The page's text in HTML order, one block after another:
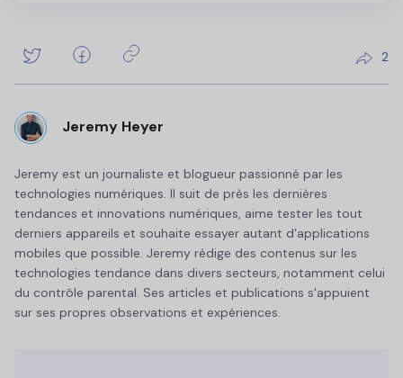
2
Jeremy Heyer
Jeremy est un journaliste et blogueur passionné par les
technologies numériques. Il suit de près les dernières
tendances et innovations numériques, aime tester les tout
derniers appareils et souhaite essayer autant d'applications
mobiles que possible. Jeremy rédige des contenus sur les
technologies tendance dans divers secteurs, notamment celui
du contrôle parental. Ses articles et publications s'appuient
sur ses propres observations et expériences.